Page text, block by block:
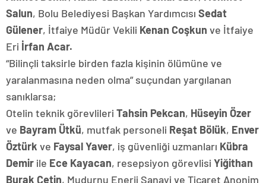
Salun, Bolu Belediyesi Başkan Yardımcısı Sedat
Gülener, İtfaiye Müdür Vekili Kenan Coşkun ve İtfaiye
Eri İrfan Acar.
“Bilinçli taksirle birden fazla kişinin ölümüne ve
yaralanmasına neden olma” suçundan yargılanan
sanıklarsa;
Otelin teknik görevlileri Tahsin Pekcan, Hüseyin Özer
ve Bayram Ütkü, mutfak personeli Reşat Bölük, Enver
Öztürk ve Faysal Yaver, iş güvenliği uzmanları Kübra
Demir ile Ece Kayacan, resepsiyon görevlisi Yiğithan
Burak Çetin, Mudurnu Enerji Sanayi ve Ticaret Anonim